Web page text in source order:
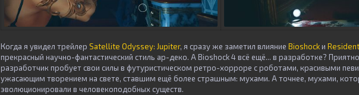
Когда я увидел трейлер Satellite Odyssey: Jupiter, я сразу же заметил влияние Bioshockи
прекрасный научно-фантастический стиль ар-деко. А Bioshock 4 всё ещё... в разработке?
разработчик пробует свои силы в футуристическом ретро-хорроре с роботами, красивыми
ужасающим творением на свете, ставшим ещё более страшным: мухами. А точнее, мухами,
эволюционировали в человекоподобных существ.